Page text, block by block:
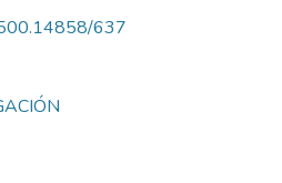
637